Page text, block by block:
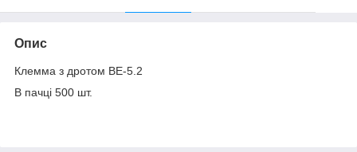
Опис
Клемма з дротом BE-5.2
В пачці 500 шт.